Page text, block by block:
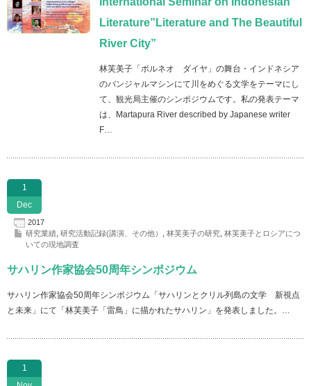
Literature”Literature and The Beautiful
River City”
林芙美子「ボルネオ ダイヤ」の舞台・インドネシア
のバンジャルマシンにて川をめぐる文学をテーマにし
て、観光局主催のシンポジウムです。私の発表テーマ
は、Martapura River described by Japanese writer
F…
1
Dec
2017
研究業績 研究活動記録(講演、その他） 林芙美子の研究 林芙美子とロシアにつ
いての現地調査
サハリン作家協会50周年シンポジウム
サハリン作家協会50周年シンポジウム「サハリンとクリル列島の文学 新視点
と未来」にて「林芙美子「雷鳥」に描かれたサハリン」を発表しました。…
1